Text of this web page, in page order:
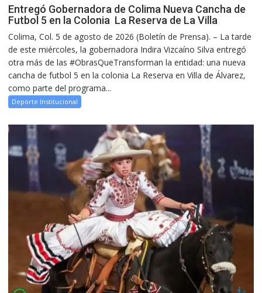
Entregó Gobernadora de Colima Nueva Cancha de
Futbol 5 en la Colonia La Reserva de La Villa
Colima, Col. 5 de agosto de 2026 (Boletín de Prensa). – La tarde
de este miércoles, la gobernadora Indira Vizcaíno Silva entregó
otra más de las #ObrasQueTransforman la entidad: una nueva
cancha de futbol 5 en la colonia La Reserva en Villa de Álvarez,
como parte del programa...
Deporte Institucional